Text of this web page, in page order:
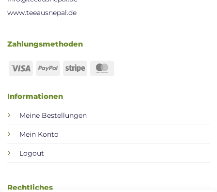
www.teeausnepal.de
Informationen
Meine Bestellungen
Mein Konto
Logout
Rechtliches
Zahlungsmethoden
Visa PayPal Stripe